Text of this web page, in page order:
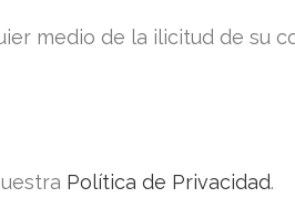
medio de la ilicitud de su
Política de Privacidad.